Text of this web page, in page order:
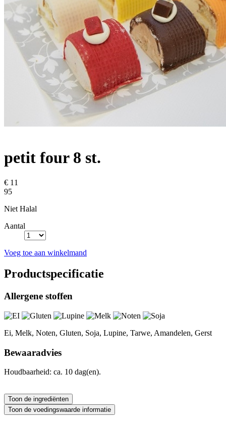
petit four 8 st.
€ 11
95
Niet Halal
Aantal
Voeg toe aan winkelmand
Productspecificatie
Allergene stoffen
Ei, Melk, Noten, Gluten, Soja, Lupine, Tarwe, Amandelen, Gerst
Bewaaradvies
Houdbaarheid: ca. 10 dag(en).